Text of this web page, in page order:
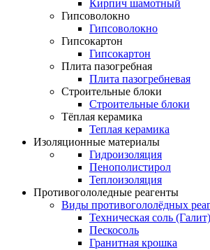
Кирпич шамотный
Гипсоволокно
Гипсоволокно
Гипсокартон
Гипсокартон
Плита пазогребная
Плита пазогребневая
Строительные блоки
Строительные блоки
Тёплая керамика
Теплая керамика
Изоляционные материалы
Гидроизоляция
Пенополистирол
Теплоизоляция
Противогололедные реагенты
Виды противогололёдных
Техническая соль (Галит)
Пескосоль
Гранитная крошка